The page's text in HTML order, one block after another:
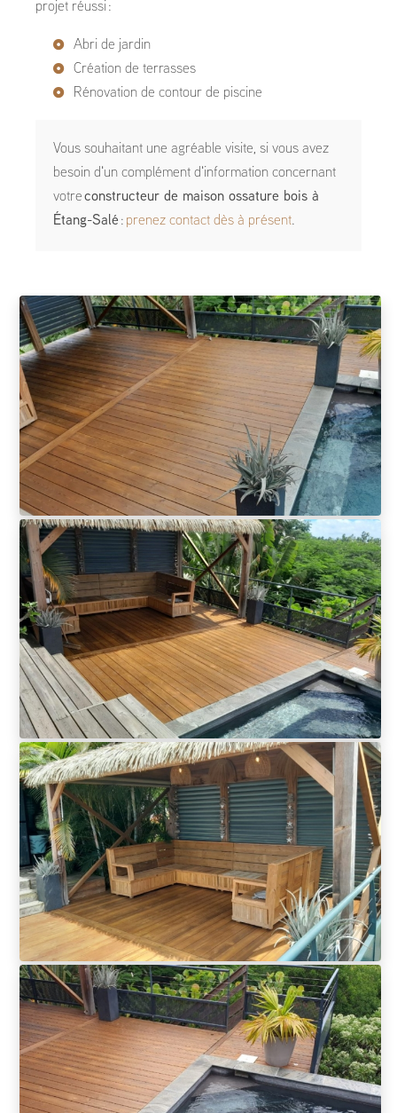
projet réussi :
Abri de jardin
Création de terrasses
Rénovation de contour de piscine
Vous souhaitant une agréable visite, si vous avez
besoin d'un complément d'information concernant
votre constructeur de maison ossature bois à
Étang-Salé : prenez contact dès à présent.